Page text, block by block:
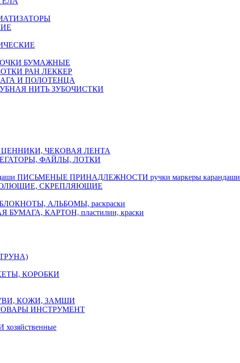
БУМАЖНЫЕ
РАН ЛЕККЕР
И ПОЛОТЕНЦА
НИТЬ ЗУБОЧИСТКИ
ЧЕКОВАЯ ЛЕНТА
ФАЙЛЫ, ЛОТКИ
ПИСЬМЕНЫЕ ПРИНАДЛЕЖНОСТИ ручки маркеры карандаши
СКРЕПЛЯЮЩИЕ
АЛЬБОМЫ, раскраски
БУМАГА, КАРТОН, пластилин, краски
КОРОБКИ
КОЖИ, ЗАМШИ
ИНСТРУМЕНТ